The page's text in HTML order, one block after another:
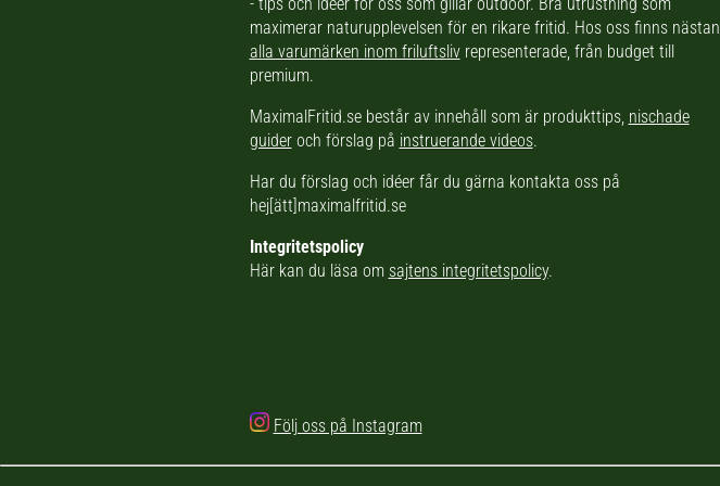
maximerar naturupplevelsen för en rikare fritid. Hos oss finns nästan
alla varumärken inom friluftslivrepresenterade, från budget till
premium.
MaximalFritid.se består av innehåll som är produkttips, nischade
guideroch förslag på instruerande videos.
Har du förslag och idéer får du gärna kontakta oss på
hej[ätt]maximalfritid.se
Integritetspolicy
Här kan du läsa om sajtens integritetspolicy.
Följ oss på Instagram